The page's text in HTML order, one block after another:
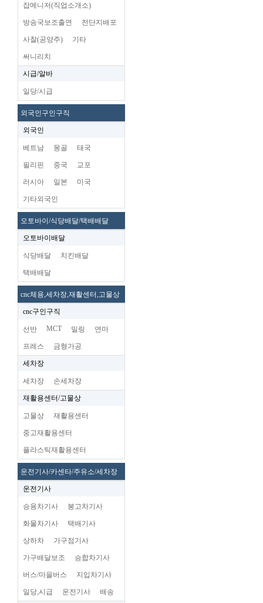
잡메니저(직업소개소)
방송국보조출연 전단지배포
사찰(공양주) 기타
써니리치
시급/알바
일당/시급
외국인구인구직
외국인
베트남 몽골 태국
필리핀 중국 교포
러시아 일본 미국
기타외국인
오토바이/식당배달/택배배달
오토바이배달
식당배달 치킨배달
택배배달
cnc체용,세차장,재활센터,고물상
cnc구인구직
선반 MCT 밀링 연마
프레스 금형가공
세차장
세차장 손세차장
재활용센터/고물상
고물상 재활용센터
중고재활용센터
플라스틱재활용센터
운전기사/카센타/주유소/세차장
운전기사
승용차기사 봉고차기사
화물차기사 택배기사
상하차 가구점기사
가구배달보조 승합차기사
버스/마을버스 지입차기사
일당,시급 운전기사 배송